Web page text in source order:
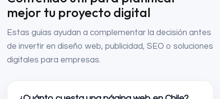
mejor tu proyecto digital
Estas guías ayudan a complementar la decisión antes
de invertir en diseño web, publicidad, SEO o soluciones
digitales para empresas.